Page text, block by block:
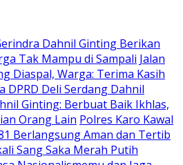
Dahnil Ginting Berikan
Tak Mampu di Sampali Jalan
Diaspal, Warga: Terima Kasih
DPRD Deli Serdang Dahnil
Ginting: Berbuat Baik Ikhlas,
Orang Lain Polres Karo Kawal
Berlangsung Aman dan Tertib
Sang Saka Merah Putih